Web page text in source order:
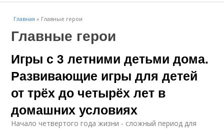
Главная » Главные герои
Главные герои
Игры с 3 летними детьми дома.
Развивающие игры для детей
от трёх до четырёх лет в
домашних условиях
Начало четвертого года жизни - сложный период для